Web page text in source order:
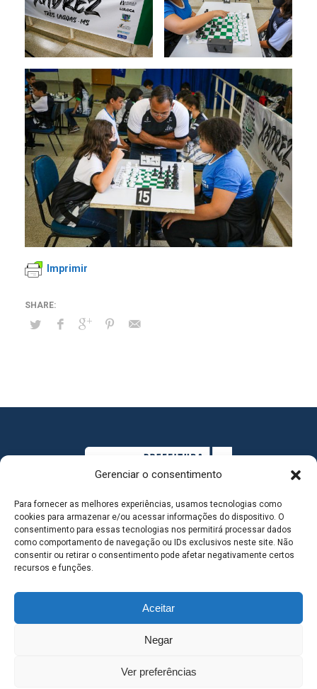
Gerenciar o consentimento
Para fornecer as melhores experiências, usamos tecnologias como
cookies para armazenar e/ou acessar informações do dispositivo. O
consentimento para essas tecnologias nos permitirá processar dados
como comportamento de navegação ou IDs exclusivos neste site. Não
consentir ou retirar o consentimento pode afetar negativamente certos
recursos e funções.
Aceitar
Negar
Ver preferências
Imprimir
MAPA DO SITE
SEDE DO ADMINISTRATIVO MUNICIPAL - Avenida